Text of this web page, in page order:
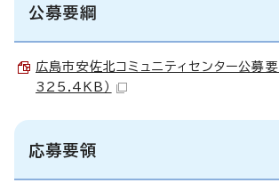
公募要綱
広島市安佐北コミュニティセンター公募
325.4KB）
応募要領